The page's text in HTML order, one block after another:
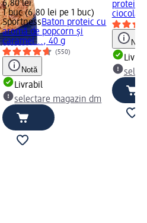
6,80 lei
1 buc (6,80 lei pe 1 buc)
SportnessBaton proteic cu
aromă de popcorn și
caramel..., 40 g
(550)
Notă
Livrabil
selectare magazin dm
proteice
Notă